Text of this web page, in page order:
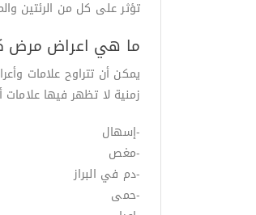
تؤثر على كل من الرئتين
ما هي اعراض مرض
يمكن أن تتراوح علامات
زمنية لا تظهر فيها
-إسهال
-مغص
-دم في البراز
-حمى